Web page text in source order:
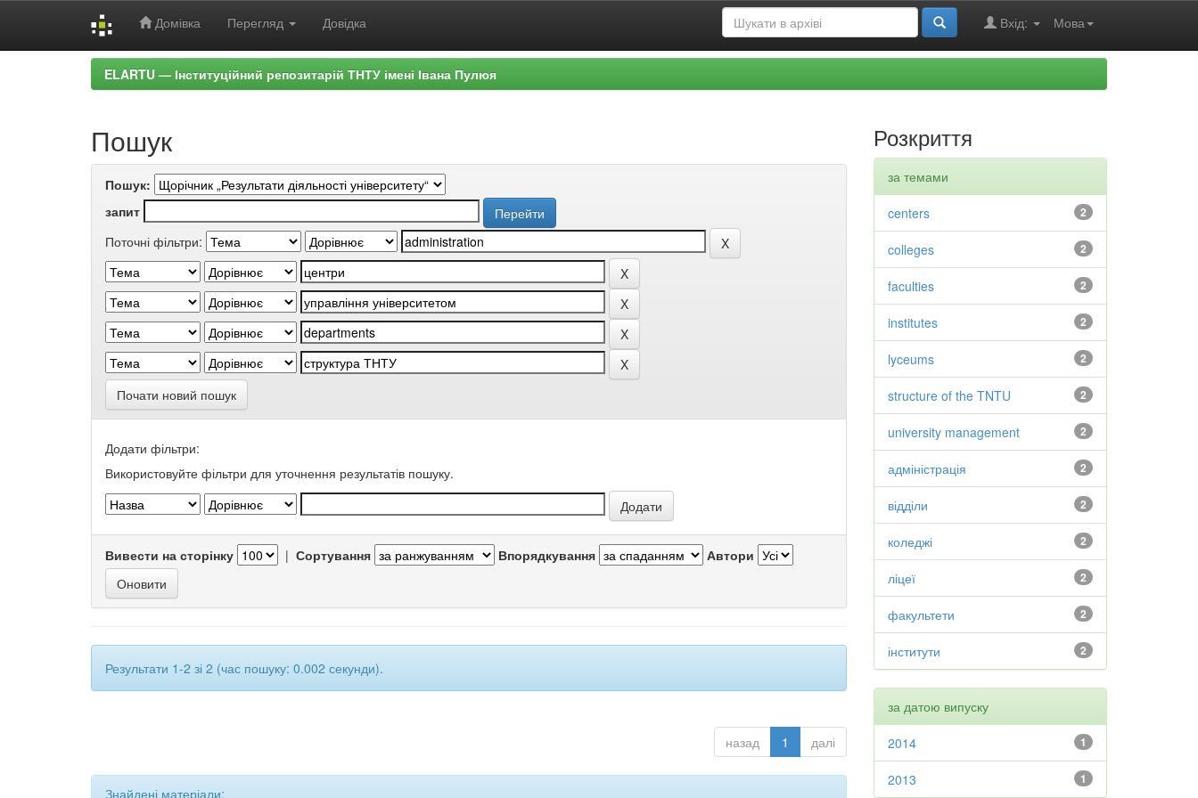
Домівка Перегляд Довідка Мова
Вхід:
ELARTU — Інституційний репозитарій ТНТУ імені Івана Пулюя
Пошук
Пошук:
запит
Поточні фільтри:
Почати новий пошук
Додати фільтри:
Використовуйте фільтри для уточнення результатів пошуку.
Вивести на сторінку | Сортування Впорядкування Автори
Результати 1-2 зі 2 (час пошуку: 0.002 секунди).
назад 1 далі
Знайдені матеріали:
Розкриття
за темами
2
centers
2
colleges
2
faculties
2
institutes
2
lyceums
2
structure of the TNTU
2
university management
2
адміністрація
2
відділи
2
коледжі
2
ліцеї
2
факультети
2
інститути
за датою випуску
1
2014
1
2013